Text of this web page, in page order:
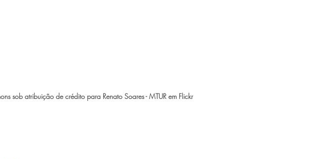
sob atribuição de crédito para Renato Soares - MTUR em Flickr